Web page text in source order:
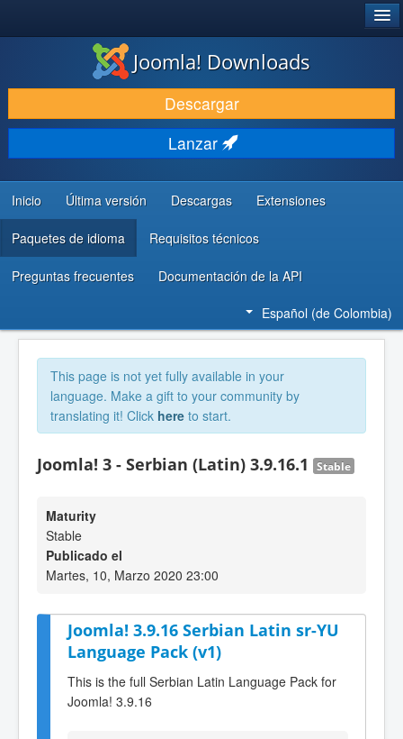
DESCARGAR
DESCUBRE Y APRENDE
COMUNIDAD Y AYUDA
RECURSOS PARA DESARROLLADORES
Joomla! Downloads
Descargar
Lanzar
Inicio Última versión Descargas Extensiones
Paquetes de idioma Requisitos técnicos
Preguntas frecuentes Documentación de la API
Español (de Colombia)
This page is not yet fully available in your
language. Make a gift to your community by
translating it! Click here to start.
Joomla! 3 - Serbian (Latin) 3.9.16.1 Stable
Maturity
Stable
Publicado el
Martes, 10, Marzo 2020 23:00
Joomla! 3.9.16 Serbian Latin sr-YU
Language Pack (v1)
This is the full Serbian Latin Language Pack for
Joomla! 3.9.16